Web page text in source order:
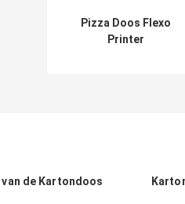
Pizza Doos Flexo
Printer
de Kartondoos